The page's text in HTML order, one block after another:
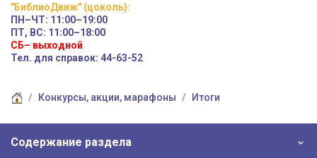
"БиблиоДвиж" (цоколь):
ПН–ЧТ: 11:00–19:00
ПТ, ВС: 11:00–18:00
СБ– выходной
Тел. для справок: 44-63-52
Конкурсы, акции, марафоны Итоги
Содержание раздела